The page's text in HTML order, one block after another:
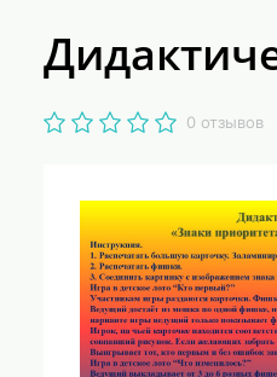
0 отзывов